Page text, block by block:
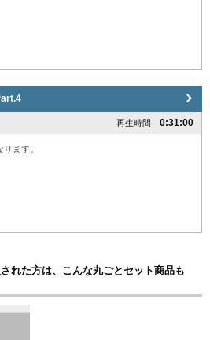
再生時間 0:31:00
ます。
れた方は、こんな丸ごとセット商品も